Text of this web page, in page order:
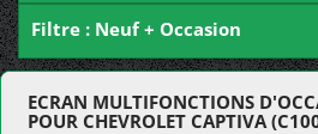
Filtre : Neuf + Occasion
ECRAN MULTIFONCTIONS
POUR CHEVROLET CAPTIVA